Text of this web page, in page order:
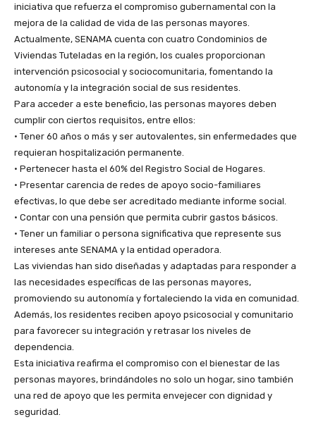
iniciativa que refuerza el compromiso gubernamental con la
mejora de la calidad de vida de las personas mayores.
Actualmente, SENAMA cuenta con cuatro Condominios de
Viviendas Tuteladas en la región, los cuales proporcionan
intervención psicosocial y sociocomunitaria, fomentando la
autonomía y la integración social de sus residentes.
Para acceder a este beneficio, las personas mayores deben
cumplir con ciertos requisitos, entre ellos:
• Tener 60 años o más y ser autovalentes, sin enfermedades que
requieran hospitalización permanente.
• Pertenecer hasta el 60% del Registro Social de Hogares.
• Presentar carencia de redes de apoyo socio-familiares
efectivas, lo que debe ser acreditado mediante informe social.
• Contar con una pensión que permita cubrir gastos básicos.
• Tener un familiar o persona significativa que represente sus
intereses ante SENAMA y la entidad operadora.
Las viviendas han sido diseñadas y adaptadas para responder a
las necesidades específicas de las personas mayores,
promoviendo su autonomía y fortaleciendo la vida en comunidad.
Además, los residentes reciben apoyo psicosocial y comunitario
para favorecer su integración y retrasar los niveles de
dependencia.
Esta iniciativa reafirma el compromiso con el bienestar de las
personas mayores, brindándoles no solo un hogar, sino también
una red de apoyo que les permita envejecer con dignidad y
seguridad.